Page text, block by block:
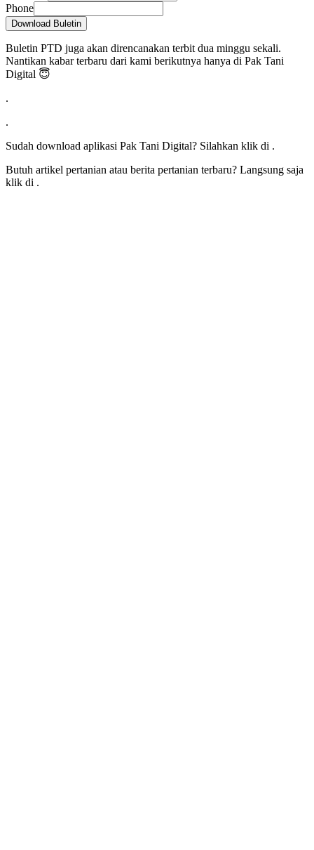
Phone
Download Buletin
Buletin PTD juga akan direncanakan terbit dua minggu sekali.
Nantikan kabar terbaru dari kami berikutnya hanya di Pak Tani
Digital 😇
.
.
Sudah download aplikasi Pak Tani Digital? Silahkan klik di .
Butuh artikel pertanian atau berita pertanian terbaru? Langsung saja
klik di .